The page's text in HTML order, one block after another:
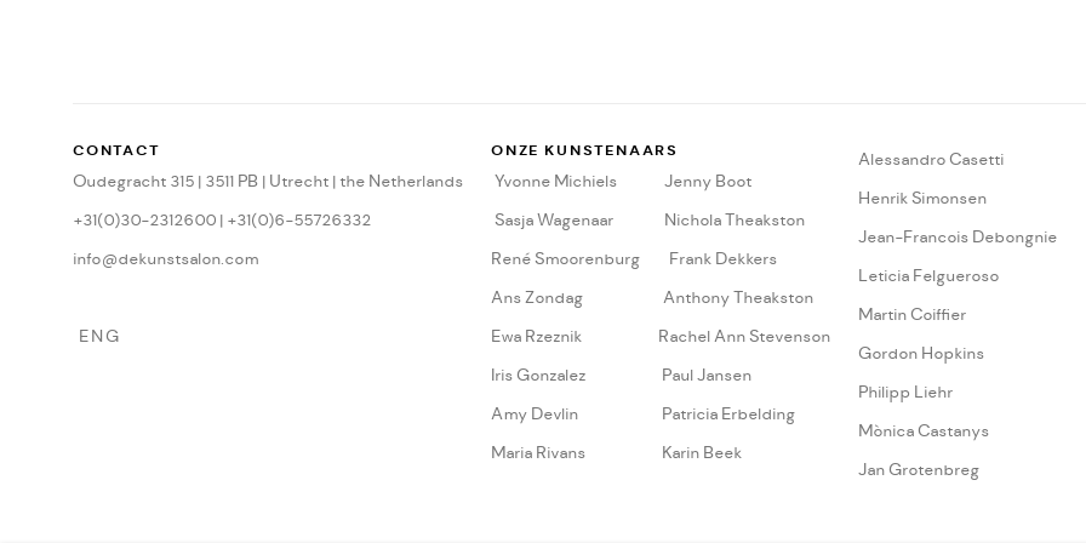
CONTACT
Oudegracht 315 | 3511 PB | Utrecht | the Netherlands
+31(0)30-2312600 | +31(0)6-55726332
info@dekunstsalon.com
ENG
ONZE KUNSTENAARS
Yvonne Michiels
Jenny Boot
Sasja Wagenaar
Nichola Theakston
René Smoorenburg
Frank Dekkers
Ans Zondag
Anthony Theakston
Ewa Rzeznik
Rachel Ann Stevenson
Iris Gonzalez
Paul Jansen
Amy Devlin
Patricia Erbelding
Maria Rivans
Karin Beek
Alessandro Casetti
Henrik Simonsen
Jean-Francois Debongnie
Leticia Felgueroso
Martin Coiffier
Gordon Hopkins
Philipp Liehr
Mònica Castanys
Jan Grotenbreg